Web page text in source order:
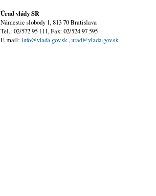
Úrad vlády SR
Námestie slobody 1, 813 70 Bratislava
Tel.: 02/572 95 111, Fax: 02/524 97 595
E-mail: info@vlada.gov.sk,urad@vlada.gov.sk